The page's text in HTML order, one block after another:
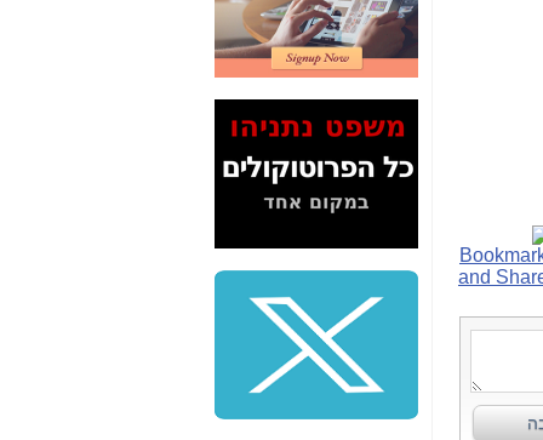
2" על תעלולי השר
משה כחלון -כאן
המשך חשיפת הבלוף
ששמו "מהפיכת
הסלולר" ואיך מסרסים
כאן
סיכום ביקור בסיליקון
באותם תחומים -כאן
שלמה פילבר (עד
לאחרונה מנכ"ל משרד
התקשורת) - עד
מדינה? הצחקתם